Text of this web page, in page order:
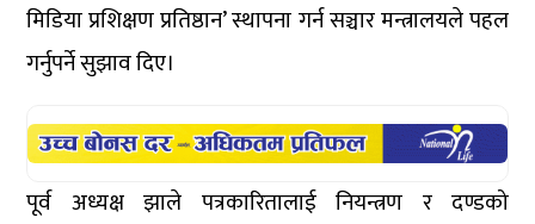
मिडिया प्रशिक्षण प्रतिष्ठान’ स्थापना गर्न सञ्चार मन्त्रालयले पहल
गर्नुपर्ने सुझाव दिए।
पूर्व अध्यक्ष झाले पत्रकारितालाई नियन्त्रण र दण्डको